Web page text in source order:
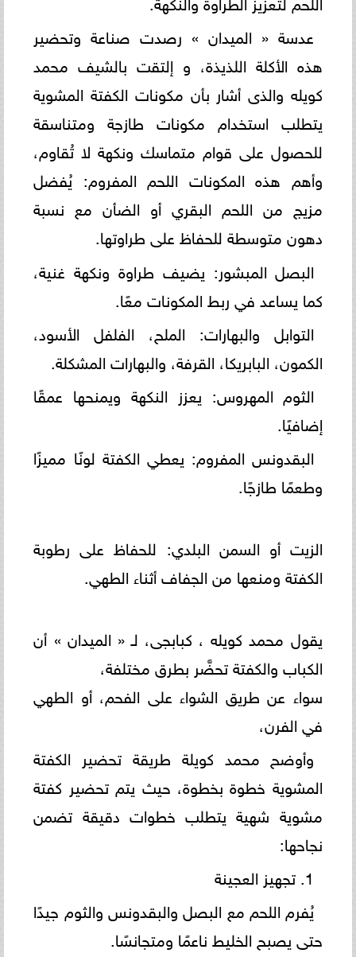
عدسة « الميدان » رصدت صناعة وتحضير
هذه الأكلة اللذيذة، و إلتقت بالشيف محمد
كويله والذى أشار بأن مكونات الكفتة المشوية
يتطلب استخدام مكونات طازجة ومتناسقة
للحصول على قوام متماسك ونكهة لا تُقاوم،
وأهم هذه المكونات اللحم المفروم: يُفضل
مزيج من اللحم البقري أو الضأن مع نسبة
دهون متوسطة للحفاظ على طراوتها.
البصل المبشور: يضيف طراوة ونكهة غنية،
كما يساعد في ربط المكونات معًا.
التوابل والبهارات: الملح، الفلفل الأسود،
الكمون، البابريكا، القرفة، والبهارات المشكلة.
الثوم المهروس: يعزز النكهة ويمنحها عمقًا
إضافيًا.
البقدونس المفروم: يعطي الكفتة لونًا مميزًا
وطعمًا طازجًا.
الزيت أو السمن البلدي: للحفاظ على رطوبة
الكفتة ومنعها من الجفاف أثناء الطهي.
يقول محمد كويله ، كبابجى، لـ « الميدان » أن
الكباب والكفتة تحضَّر بطرق مختلفة،
سواء عن طريق الشواء على الفحم، أو الطهي
في الفرن،
وأوضح محمد كويلة طريقة تحضير الكفتة
المشوية خطوة بخطوة، حيث يتم تحضير كفتة
مشوية شهية يتطلب خطوات دقيقة تضمن
نجاحها:
1. تجهيز العجينة
يُفرم اللحم مع البصل والبقدونس والثوم جيدًا
حتى يصبح الخليط ناعمًا ومتجانسًا.